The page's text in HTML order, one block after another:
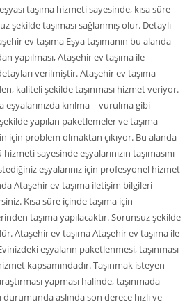
taşıma hizmeti sayesinde, kısa süre
şekilde taşıması sağlanmış olur. Detaylı
ev taşıma Eşya taşımanın bu alanda
yapılması, Ataşehir ev taşıma ile
verilmiştir. Ataşehir ev taşıma
kaliteli şekilde taşınması hizmet veriyor.
eşyalarınızda kırılma – vurulma gibi
yapılan paketlemeler ve taşıma
için problem olmaktan çıkıyor. Bu alanda
sayesinde eşyalarınızın taşımasını
eşyalarınız için profesyonel hizmet
Ataşehir ev taşıma iletişim bilgileri
Kısa süre içinde taşıma için
taşıma yapılacaktır. Sorunsuz şekilde
Ataşehir ev taşıma Ataşehir ev taşıma ile
eşyaların paketlenmesi, taşınması
kapsamındadır. Taşınmak isteyen
yapması halinde, taşınmada
aslında son derece hızlı ve